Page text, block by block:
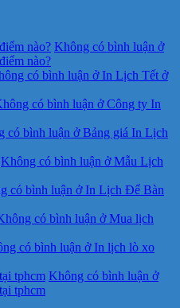
nào? Không có bình luận ở
nào?
có bình luận ở In Lịch Tết ở
có bình luận ở Công ty In
có bình luận ở Bảng giá In Lịch
Không có bình luận ở Mẫu Lịch
có bình luận ở In Lịch Để Bàn
có bình luận ở Mua lịch
có bình luận ở In lịch lò xo
tphcm Không có bình luận ở
tphcm